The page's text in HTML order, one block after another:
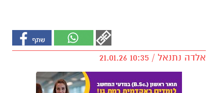
אלדה נתנאל / 10:35 21.01.26